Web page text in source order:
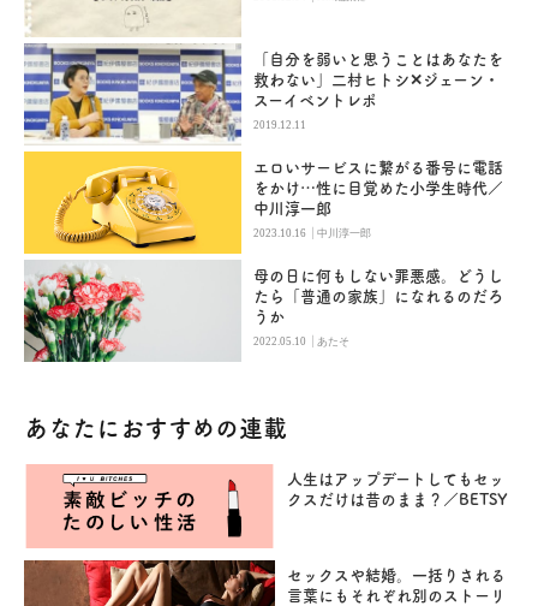
「自分を弱いと思うことはあなたを
救わない」二村ヒトシ✕ジェーン・
スーイベントレポ
2019.12.11
エロいサービスに繋がる番号に電話
をかけ…性に目覚めた小学生時代／
中川淳一郎
2023.10.16 |中川淳一郎
母の日に何もしない罪悪感。どうし
たら「普通の家族」になれるのだろ
うか
2022.05.10 |あたそ
あなたにおすすめの連載
人生はアップデートしてもセッ
クスだけは昔のまま？／BETSY
セックスや結婚。一括りされる
言葉にもそれぞれ別のストーリ